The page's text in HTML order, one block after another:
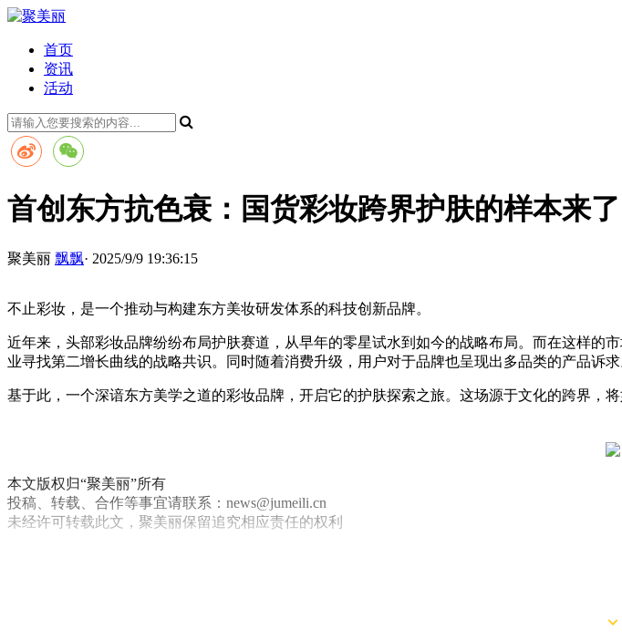
首页
资讯
活动
首创东方抗色衰：国货彩妆跨界护肤的样本来了
聚美丽 飘飘· 2025/9/9 19:36:15
不止彩妆，是一个推动与构建东方美妆研发体系的科技创新品牌。
近年来，头部彩妆品牌纷纷布局护肤赛道，从早年的零星试水到如今的战略布局。而在这样的
业寻找第二增长曲线的战略共识。同时随着消费升级，用户对于品牌也呈现出多品类的产品诉求
基于此，一个深谙东方美学之道的彩妆品牌，开启它的护肤探索之旅。这场源于文化的跨界，
本文版权归“聚美丽”所有
投稿、转载、合作等事宜请联系：news@jumeili.cn
未经许可转载此文，聚美丽保留追究相应责任的权利